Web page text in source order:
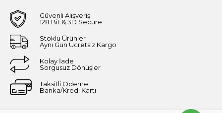
Güvenli Alışveriş
128 Bit & 3D Secure
Stoklu Ürünler
Aynı Gün Ücretsiz Kargo
Kolay İade
Sorgusuz Dönüşler
Taksitli Ödeme
Banka/Kredi Kartı